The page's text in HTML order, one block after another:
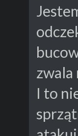
zwala
I to